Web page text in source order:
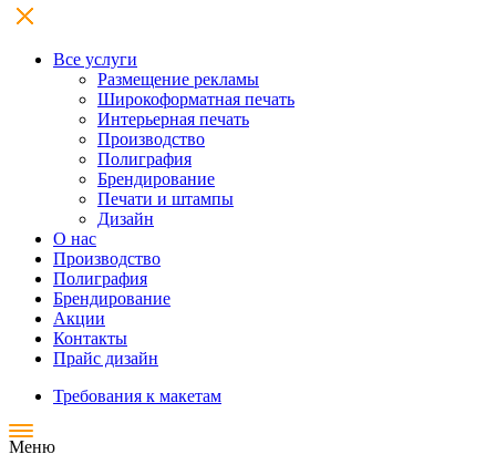
Все услуги
Размещение рекламы
Широкофoрматная печать
Интерьерная печать
Производство
Полиграфия
Брендирование
Печати и штампы
Дизайн
О нас
Производство
Полиграфия
Брендирование
Акции
Контакты
Прайс дизайн
Требования к макетам
Меню